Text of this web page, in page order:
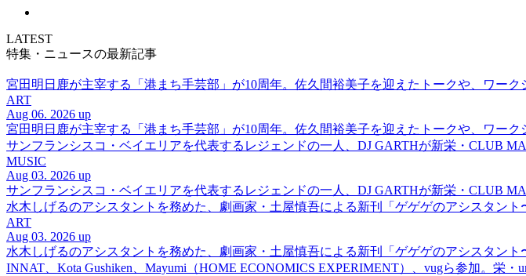
LATEST
特集・ニュースの最新記事
宮田明日鹿が主宰する「港まち手芸部」が10周年。佐久間裕美子を迎えたトークや、ワーク
ART
Aug 06. 2026 up
宮田明日鹿が主宰する「港まち手芸部」が10周年。佐久間裕美子を迎えたトークや、ワーク
サンフランシスコ・ベイエリアを代表するレジェンドの一人、DJ GARTHが新栄・CLUB
MUSIC
Aug 03. 2026 up
サンフランシスコ・ベイエリアを代表するレジェンドの一人、DJ GARTHが新栄・CLUB
水木しげるのアシスタントを務めた、劇画家・土屋慎吾による新刊「ゲゲゲのアシスタン
ART
Aug 03. 2026 up
水木しげるのアシスタントを務めた、劇画家・土屋慎吾による新刊「ゲゲゲのアシスタン
INNAT、Kota Gushiken、Mayumi（HOME ECONOMICS EXPERIMENT）、vugら参加。栄・